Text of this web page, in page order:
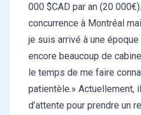
000 $CAD par an (20
concurrence à Montréal
je suis arrivé à une époque
encore beaucoup de
le temps de me faire
patientèle.» Actuellement,
d’attente pour prendre un